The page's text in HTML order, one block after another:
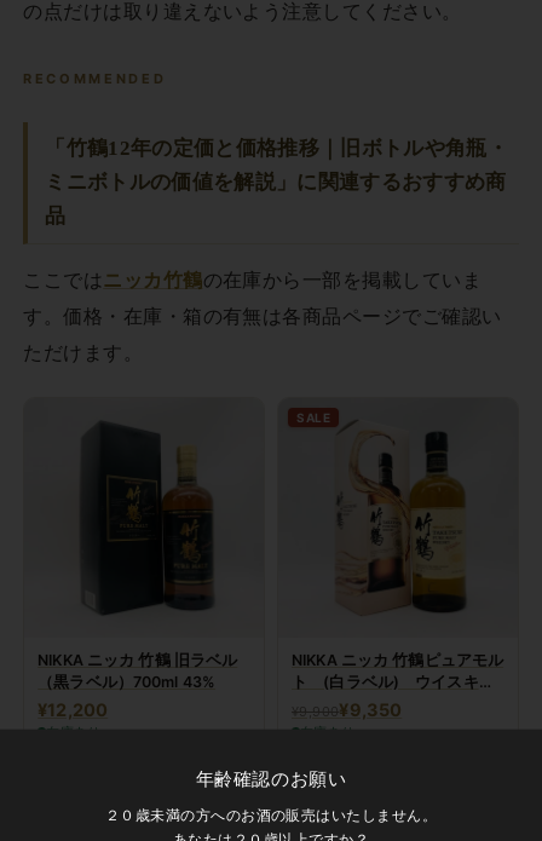
の点だけは取り違えないよう注意してください。
RECOMMENDED
「竹鶴12年の定価と価格推移｜旧ボトルや角瓶・
ミニボトルの価値を解説」に関連するおすすめ商
品
ここではニッカ竹鶴の在庫から一部を掲載していま
す。価格・在庫・箱の有無は各商品ページでご確認い
ただけます。
NIKKA ニッカ 竹鶴 旧ラベル
（黒ラベル）700ml 43%
¥12,200
在庫あり
仕様を選んで購入
SALE
NIKKA ニッカ 竹鶴ピュアモル
ト (白ラベル) ウイスキー
¥9,900¥9,350
在庫あり
年齢確認のお願い
２０歳未満の方へのお酒の販売はいたしません。